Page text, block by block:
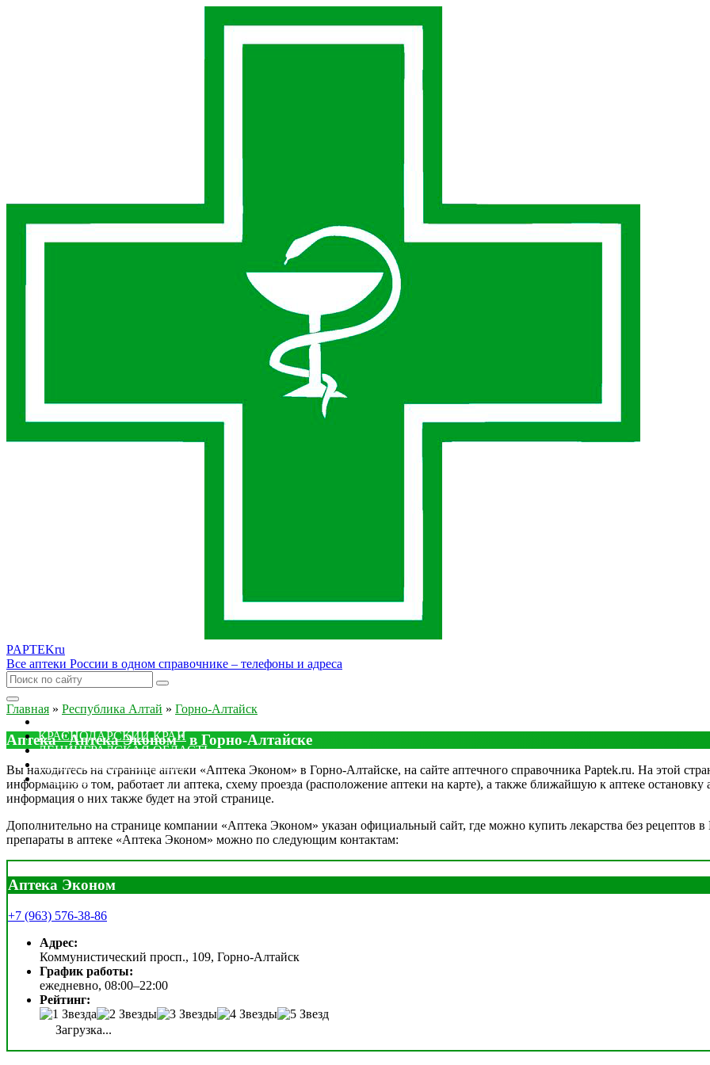
PAPTEKru
Все аптеки России в одном справочнике – телефоны и адреса
КРАСНОДАРСКИЙ КРАЙ
ЛЕНИНГРАДСКАЯ ОБЛАСТЬ
ДРУГИЕ
Главная » Республика Алтай » Горно-Алтайск
Аптека "Аптека Эконом" в Горно-Алтайске
Вы находитесь на странице аптеки «Аптека Эконом» в Горно-Алтайске, на сайте аптечного справочника Paptek.ru. На этой
информацию о том, работает ли аптека, схему проезда (расположение аптеки на карте), а также ближайшую к аптеке
информация о них также будет на этой странице.
Дополнительно на странице компании «Аптека Эконом» указан официальный сайт, где можно купить лекарства без рецептов
препараты в аптеке «Аптека Эконом» можно по следующим контактам:
Аптека Эконом
+7 (963) 576-38-86
Адрес:
Коммунистический просп., 109, Горно-Алтайск
График работы:
ежедневно, 08:00–22:00
Рейтинг:
Загрузка...